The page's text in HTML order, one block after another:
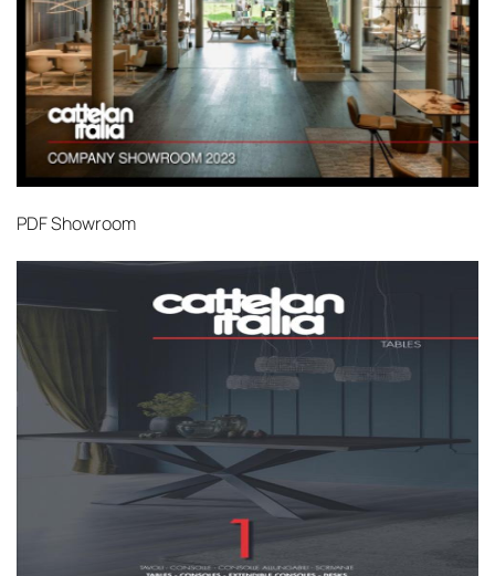
PDFShowroom